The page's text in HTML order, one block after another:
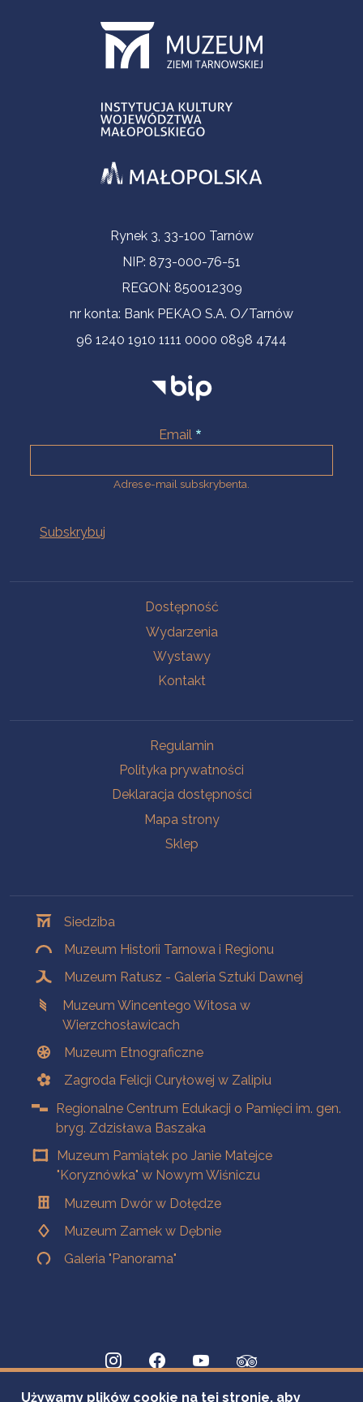
Informacje kontaktoweRynek 3, 33-100 Tarnów
NIP: 873-000-76-51
REGON: 850012309
nr konta: Bank PEKAO S.A. O/Tarnów
96 1240 1910 1111 0000 0898 4744
Email
Adres e-mail subskrybenta.
Dostępność
Wydarzenia
Wystawy
Kontakt
Regulamin
Polityka prywatności
Deklaracja dostępności
Mapa strony
Sklep
Siedziba
Muzeum Historii Tarnowa i Regionu
Muzeum Ratusz - Galeria Sztuki Dawnej
Muzeum Wincentego Witosa w
Wierzchosławicach
Muzeum Etnograficzne
Zagroda Felicji Curyłowej w Zalipiu
Regionalne Centrum Edukacji o Pamięci im. gen.
bryg. Zdzisława Baszaka
Muzeum Pamiątek po Janie Matejce
"Koryznówka" w Nowym Wiśniczu
Muzeum Dwór w Dołędze
Muzeum Zamek w Dębnie
Galeria "Panorama"
Używamy plików cookie na tej stronie, aby